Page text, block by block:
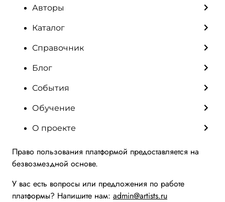
Авторы
Каталог
Справочник
Блог
События
Обучение
О проекте
Право пользования платформой предоставляется на
безвозмездной основе.
У вас есть вопросы или предложения по работе
платформы? Напишите нам: admin@artists.ru